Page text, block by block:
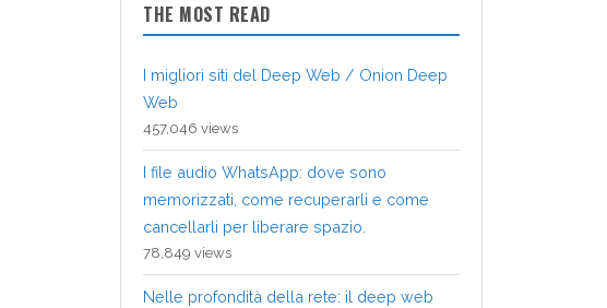
THE MOST READ
I migliori siti del Deep Web / Onion Deep
Web
457,046 views
I file audio WhatsApp: dove sono
memorizzati, come recuperarli e come
cancellarli per liberare spazio.
78,849 views
Nelle profondità della rete: il deep web